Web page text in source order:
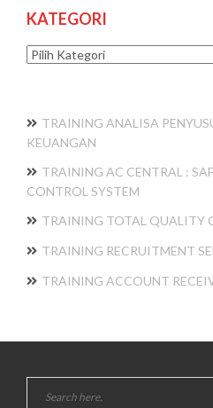
KATEGORI
Kategori
TRAINING ANALISA
KEUANGAN
TRAINING AC CENTRAL :
CONTROL SYSTEM
TRAINING TOTAL QUALITY
TRAINING RECRUITMENT
TRAINING ACCOUNT